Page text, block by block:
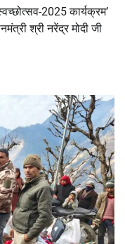
2025 कार्यक्रम’
श्री नरेंद्र मोदी जी